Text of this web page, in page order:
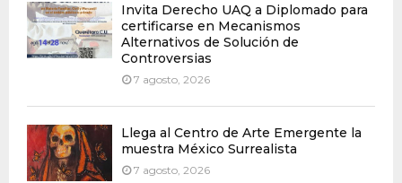
Invita Derecho UAQ a Diplomado para
certificarse en Mecanismos
Alternativos de Solución de
Controversias
7 agosto, 2026
Llega al Centro de Arte Emergente la
muestra México Surrealista
7 agosto, 2026